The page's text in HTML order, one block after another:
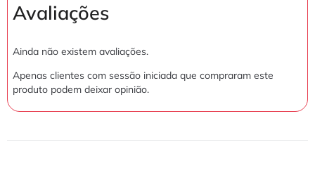
Avaliações
Ainda não existem avaliações.
Apenas clientes com sessão iniciada que compraram este
produto podem deixar opinião.